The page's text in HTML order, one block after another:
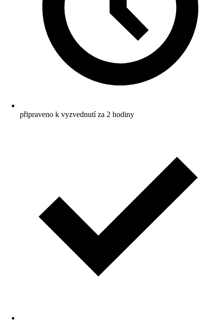
připraveno k vyzvednutí za 2 hodiny